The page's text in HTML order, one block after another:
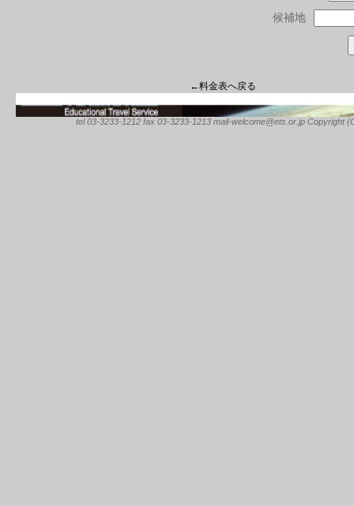
候補地
←料金表へ戻る
tel 03-3233-1212 fax 03-3233-1213 mail-welcome@ets.or.jp Copyright